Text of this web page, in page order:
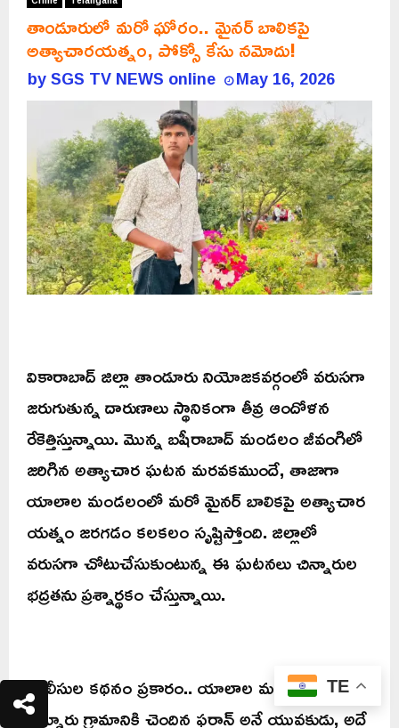
తాండూరులో మరో ఘోరం.. మైనర్ బాలికపై
అత్యాచారయత్నం, పోక్సో కేసు నమోదు!
bySGS TV NEWS online May 16, 2026
వికారాబాద్ జిల్లా తాండూరు నియోజకవర్గంలో వరుసగా
జరుగుతున్న దారుణాలు స్థానికంగా తీవ్ర ఆందోళన
రేకెత్తిస్తున్నాయి. మొన్న బషీరాబాద్ మండలం జీవంగిలో
జరిగిన అత్యాచార ఘటన మరవకముందే, తాజాగా
యాలాల మండలంలో మరో మైనర్ బాలికపై అత్యాచార
యత్నం జరగడం కలకలం సృష్టిస్తోంది. జిల్లాలో
వరుసగా చోటుచేసుకుంటున్న ఈ ఘటనలు చిన్నారుల
భద్రతను ప్రశ్నార్థకం చేస్తున్నాయి.
పోలీసుల కథనం ప్రకారం.. యాలాల మండలం
బెన్నూరు గ్రామానికి చెందిన ఫరాన్ అనే యువకుడు, అదే
TE